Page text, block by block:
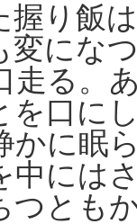
握り飯
変にな
走る。
を口に
かに眠
中には
つとも